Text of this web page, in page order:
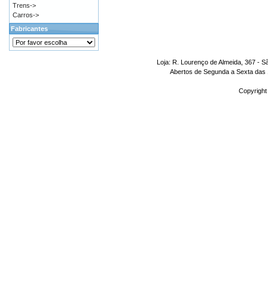
Trens->
Carros->
Fabricantes
Loja: R. Lourenço de Almeida, 367 -
Abertos de Segunda a Sexta